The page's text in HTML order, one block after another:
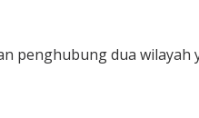
penghubung dua wilayah